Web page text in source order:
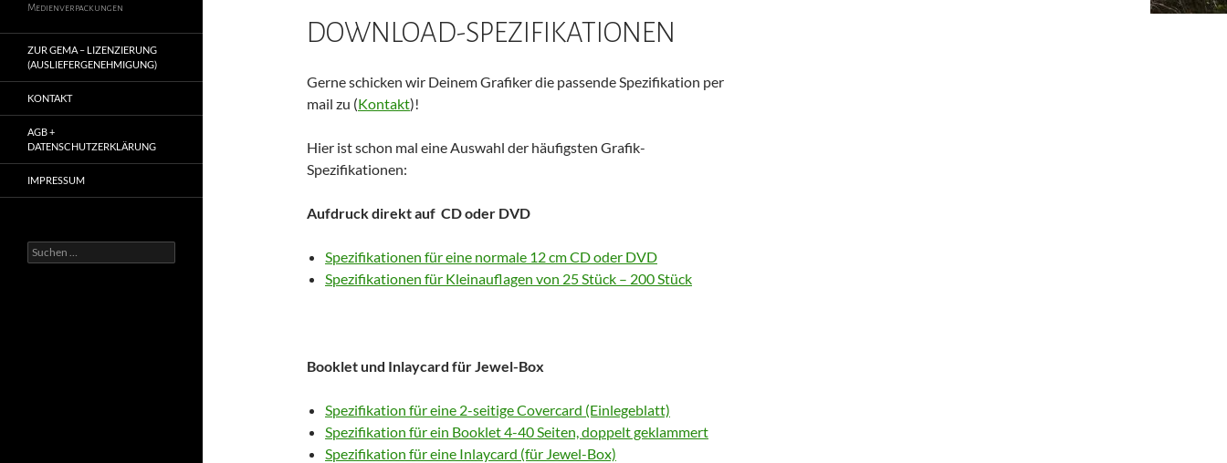
DOWNLOAD-SPEZIFIKATIONEN
Gerne schicken wir Deinem Grafiker die passende Spezifikation per
mail zu (Kontakt)!
Hier ist schon mal eine Auswahl der häufigsten Grafik-
Spezifikationen:
Aufdruck direkt auf CD oder DVD
Spezifikationen für eine normale 12 cm CD oder DVD
Spezifikationen für Kleinauflagen von 25 Stück – 200 Stück
Booklet und Inlaycard für Jewel-Box
Spezifikation für eine 2-seitige Covercard (Einlegeblatt)
Spezifikation für ein Booklet 4-40 Seiten, doppelt geklammert
Spezifikation für eine Inlaycard (für Jewel-Box)
Medienverpackungen
ZUR GEMA – LIZENZIERUNG
(AUSLIEFERGENEHMIGUNG)
KONTAKT
AGB +
DATENSCHUTZERKLÄRUNG
IMPRESSUM
Suchen
nach: